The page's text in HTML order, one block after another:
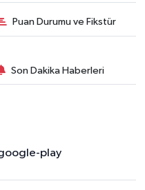
Puan Durumu ve Fikstür
Son Dakika Haberleri